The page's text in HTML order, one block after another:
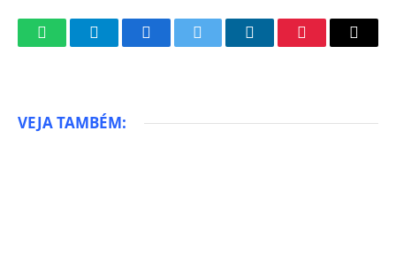
WhatsAppTelegramFacebookTwitter LinkedInPinterestEmail
VEJA TAMBÉM: